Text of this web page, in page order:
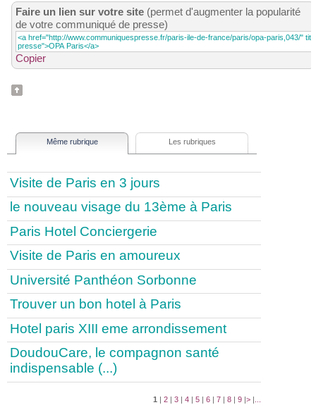
Faire un lien sur votre site (permet d'augmenter la popularité
de votre communiqué de presse)
Copier
Même rubrique Les rubriques
Visite de Paris en 3 jours
le nouveau visage du 13ème à Paris
Paris Hotel Conciergerie
Visite de Paris en amoureux
Université Panthéon Sorbonne
Trouver un bon hotel à Paris
Hotel paris XIII eme arrondissement
DoudouCare, le compagnon santé
indispensable (...)
1 |2 |3 |4 |5 |6 |7 |8 |9 |>